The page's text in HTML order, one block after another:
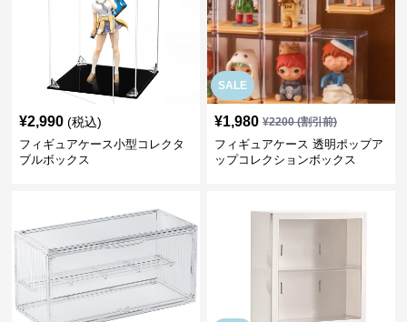
¥2,990 (税込)
フィギュアケース小型コレクタ
ブルボックス
SALE
¥1,980 ¥2200(割引前)
フィギュアケース 透明ポップア
ップコレクションボックス